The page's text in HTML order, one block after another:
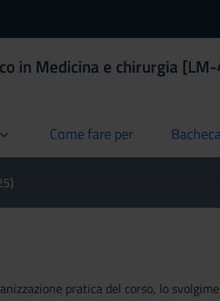
in Medicina e chirurgia
Come fare per
current current
pratica del corso, lo